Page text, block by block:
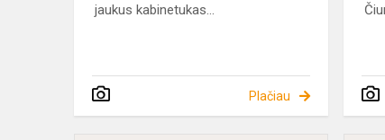
jaukus kabinetukas...
Plačiau